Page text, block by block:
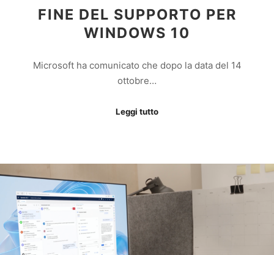
FINE DEL SUPPORTO PER
WINDOWS 10
Microsoft ha comunicato che dopo la data del 14
ottobre…
Leggi tutto